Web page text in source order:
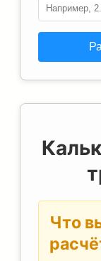
Что